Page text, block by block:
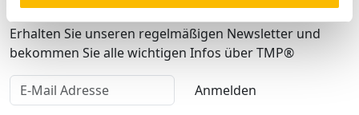
TMP Newsletter Anmeldung
Erhalten Sie unseren regelmäßigen Newsletter und
bekommen Sie alle wichtigen Infos über TMP®
Anmelden